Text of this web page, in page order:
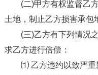
(二)甲方有权监督乙
土地，制止乙方损害承包
(三)乙方有下列情况
求乙方进行倍偿：
⑴ 乙方违约以致严重